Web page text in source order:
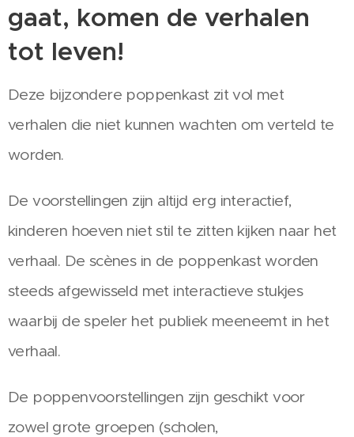
gaat, komen de verhalen
tot leven!
Deze bijzondere poppenkast zit vol met
verhalen die niet kunnen wachten om verteld te
worden.
De voorstellingen zijn altijd erg interactief,
kinderen hoeven niet stil te zitten kijken naar het
verhaal. De scènes in de poppenkast worden
steeds afgewisseld met interactieve stukjes
waarbij de speler het publiek meeneemt in het
verhaal.
De poppenvoorstellingen zijn geschikt voor
zowel grote groepen (scholen,